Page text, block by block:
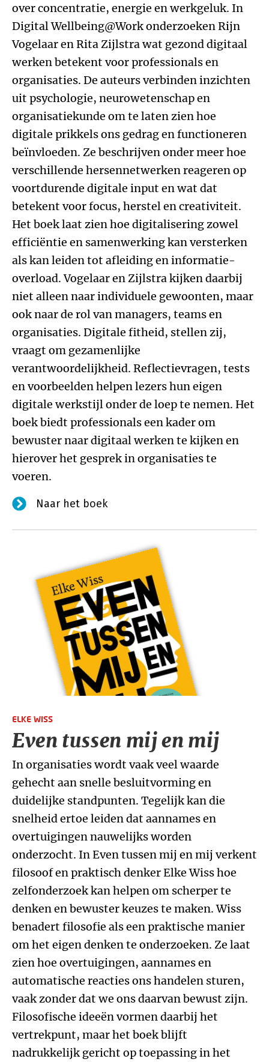
over concentratie, energie en werkgeluk. In
Digital Wellbeing@Work onderzoeken Rijn
Vogelaar en Rita Zijlstra wat gezond digitaal
werken betekent voor professionals en
organisaties. De auteurs verbinden inzichten
uit psychologie, neurowetenschap en
organisatiekunde om te laten zien hoe
digitale prikkels ons gedrag en functioneren
beïnvloeden. Ze beschrijven onder meer hoe
verschillende hersennetwerken reageren op
voortdurende digitale input en wat dat
betekent voor focus, herstel en creativiteit.
Het boek laat zien hoe digitalisering zowel
efficiëntie en samenwerking kan versterken
als kan leiden tot afleiding en informatie-
overload. Vogelaar en Zijlstra kijken daarbij
niet alleen naar individuele gewoonten, maar
ook naar de rol van managers, teams en
organisaties. Digitale fitheid, stellen zij,
vraagt om gezamenlijke
verantwoordelijkheid. Reflectievragen, tests
en voorbeelden helpen lezers hun eigen
digitale werkstijl onder de loep te nemen. Het
boek biedt professionals een kader om
bewuster naar digitaal werken te kijken en
hierover het gesprek in organisaties te
voeren.
Naar het boek
ELKE WISS
Even tussen mij en mij
In organisaties wordt vaak veel waarde
gehecht aan snelle besluitvorming en
duidelijke standpunten. Tegelijk kan die
snelheid ertoe leiden dat aannames en
overtuigingen nauwelijks worden
onderzocht. In Even tussen mij en mij verkent
filosoof en praktisch denker Elke Wiss hoe
zelfonderzoek kan helpen om scherper te
denken en bewuster keuzes te maken. Wiss
benadert filosofie als een praktische manier
om het eigen denken te onderzoeken. Ze laat
zien hoe overtuigingen, aannames en
automatische reacties ons handelen sturen,
vaak zonder dat we ons daarvan bewust zijn.
Filosofische ideeën vormen daarbij het
vertrekpunt, maar het boek blijft
nadrukkelijk gericht op toepassing in het